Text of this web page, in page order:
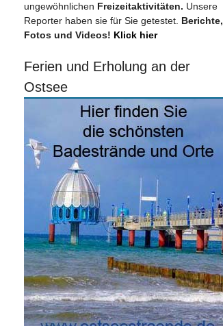
ungewöhnlichen Freizeitaktivitäten. Unsere
Reporter haben sie für Sie getestet. Berichte,
Fotos und Videos! Klick hier
Ferien und Erholung an der
Ostsee